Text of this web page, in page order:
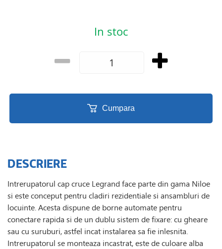
In stoc
Cumpara
DESCRIERE
Intrerupatorul cap cruce Legrand face parte din gama Niloe
si este conceput pentru cladiri rezidentiale si ansambluri de
locuinte. Acesta dispune de borne automate pentru
conectare rapida si de un dublu sistem de fixare: cu gheare
sau cu suruburi, astfel incat instalarea sa fie inlesnita.
Intrerupatorul se monteaza incastrat, este de culoare alba